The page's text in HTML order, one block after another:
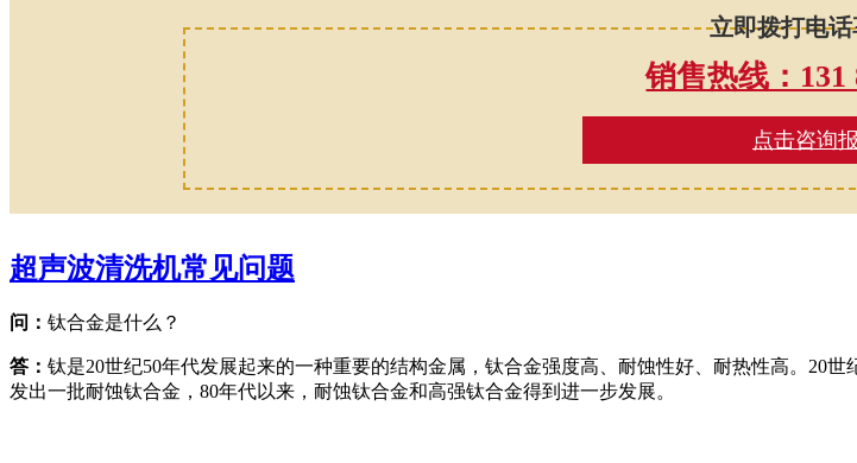
立即拨打电
销售热线：131
点击咨询
超声波清洗机常见问题
问： 钛合金是什么？
答： 钛是20世纪50年代发展起来的一种重要的结构金属，钛合金强度高、耐蚀性好、耐热性高。20
发出一批耐蚀钛合金，80年代以来，耐蚀钛合金和高强钛合金得到进一步发展。